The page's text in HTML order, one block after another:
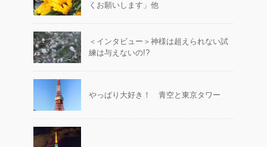
くお願いします」他
＜インタビュー＞神様は超えられない試
練は与えないの!?
やっぱり大好き！ 青空と東京タワー